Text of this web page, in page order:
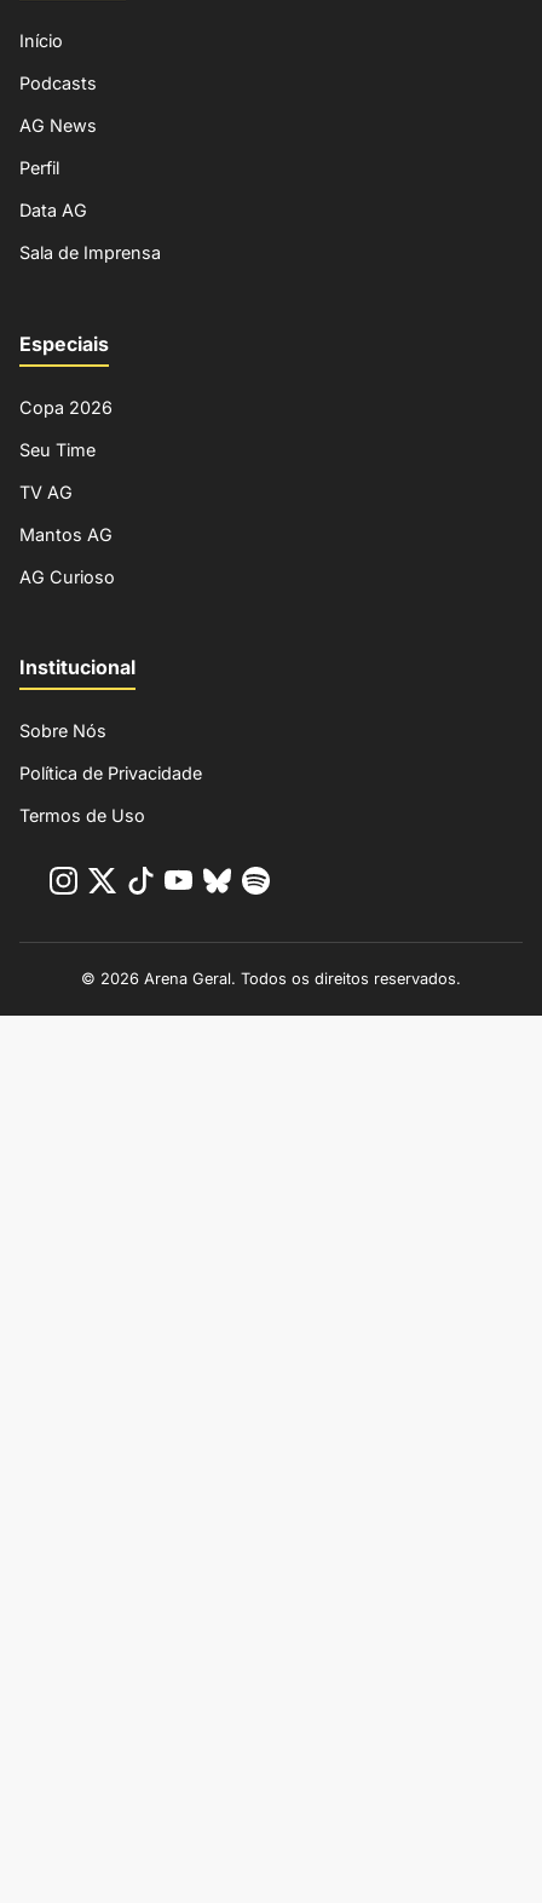
Início
Podcasts
AG News
Perfil
Data AG
Sala de Imprensa
Especiais
Copa 2026
Seu Time
TV AG
Mantos AG
AG Curioso
Institucional
Sobre Nós
Política de Privacidade
Termos de Uso
© 2026 Arena Geral. Todos os direitos reservados.